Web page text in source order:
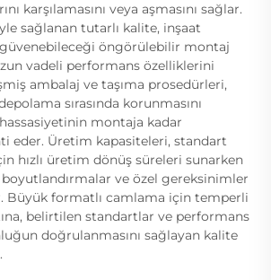
karşılamasını veya aşmasını sağlar.
sağlanan tutarlı kalite, inşaat
öngörülebilir montaj
vadeli performans özelliklerini
ambalaj ve taşıma prosedürleri,
sırasında korunmasını
montaja kadar
eder. Üretim kapasiteleri, standart
hızlı üretim dönüş süreleri sunarken
boyutlandırmalar ve özel gereksinimler
Büyük formatlı camlama için temperli
belirtilen standartlar ve performans
doğrulanmasını sağlayan kalite